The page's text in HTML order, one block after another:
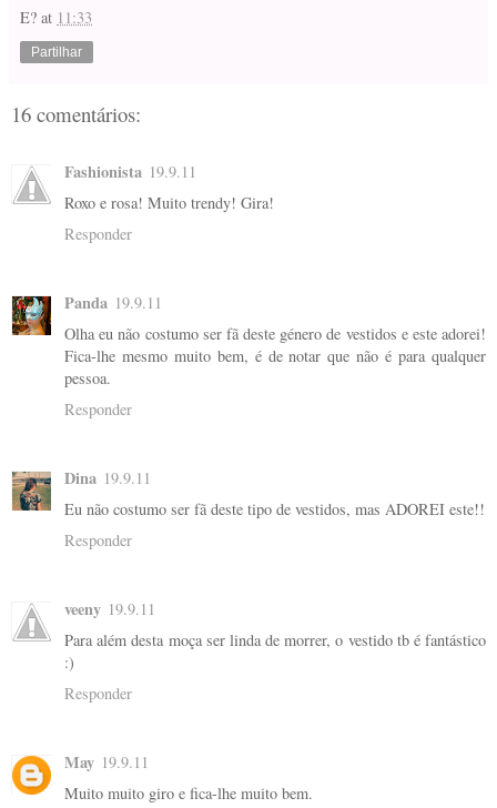
E? at 11:33
Partilhar
16 comentários:
Fashionista 19.9.11
Roxo e rosa! Muito trendy! Gira!
Responder
Panda 19.9.11
Olha eu não costumo ser fã deste género de vestidos e este adorei!
Fica-lhe mesmo muito bem, é de notar que não é para qualquer
pessoa.
Responder
Dina 19.9.11
Eu não costumo ser fã deste tipo de vestidos, mas ADOREI este!!
Responder
veeny 19.9.11
Para além desta moça ser linda de morrer, o vestido tb é fantástico
:)
Responder
May 19.9.11
Muito muito giro e fica-lhe muito bem.